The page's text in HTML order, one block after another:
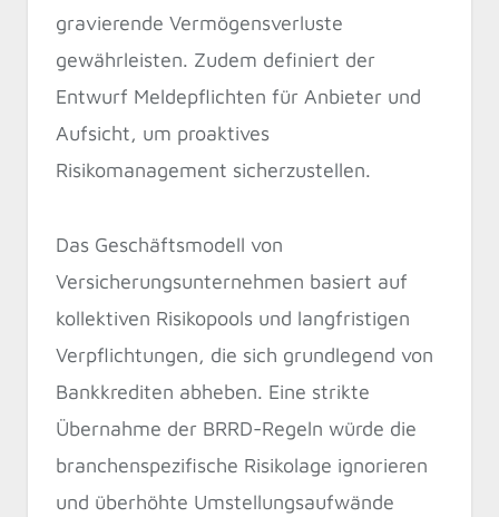
gravierende Vermögensverluste
gewährleisten. Zudem definiert der
Entwurf Meldepflichten für Anbieter und
Aufsicht, um proaktives
Risikomanagement sicherzustellen.
Das Geschäftsmodell von
Versicherungsunternehmen basiert auf
kollektiven Risikopools und langfristigen
Verpflichtungen, die sich grundlegend von
Bankkrediten abheben. Eine strikte
Übernahme der BRRD-Regeln würde die
branchenspezifische Risikolage ignorieren
und überhöhte Umstellungsaufwände